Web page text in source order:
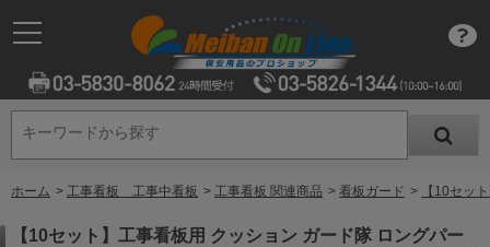
キーワードから探す
キーワードから探す
ホーム > 工事看板 工事中看板 > 工事看板 関連商品 > 看板ガード > 【10セッ
【10セット】工事看板用 クッション ガード隊 ロングパー